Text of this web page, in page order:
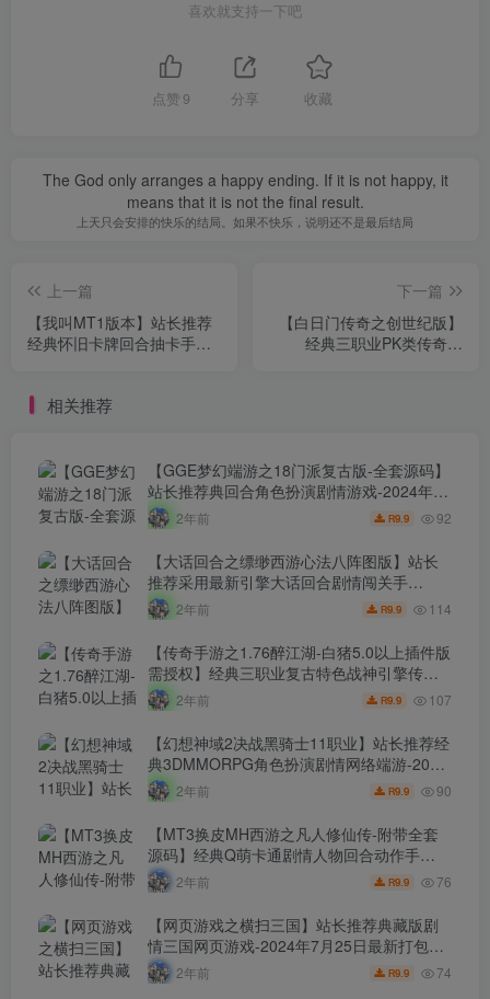
喜欢就支持一下吧
点赞 9 分享 收藏
The God only arranges a happy ending. If it is not happy, it
means that it is not the final result.
上天只会安排的快乐的结局。如果不快乐，说明还不是最后结局
上一篇
【我叫MT1版本】站长推荐
经典怀旧卡牌回合抽卡手
程-多功能GM后台工具！
下一篇
【白日门传奇之创世纪版】
经典三职业PK类传奇手
相关推荐
【GGE梦幻端游之18门派复古版-全套源码】
站长推荐典回合角色扮演剧情游戏-2024年7
月25日最新打包Wn服务端源码架设教程-外
网教程-PC客户端-全套源码-详细搭建教程！
2年前 R9.9 92
【大话回合之缥缈西游心法八阵图版】站长
推荐采用最新引擎大话回合剧情闯关手
游-2024年9月19日最新打包Linux服务端源码
视频架设教程-GM总运营管理后台-安卓苹果
IOS双端版本！
2年前 R9.9 114
【传奇手游之1.76醉江湖-白猪5.0以上插件版
需授权】经典三职业复古特色战神引擎传奇
手游-2024年9月19日最新打包Win服务端源
码视频架设教程-新版GM多功能网页授权物
品后台-九层妖塔-法宠系统-历练殿堂-尸家重
地-GM直冲网页后台-安卓苹果IOS双端版
本！
2年前 R9.9 107
【幻想神域2决战黑骑士11职业】站长推荐经
典3DMMORPG角色扮演剧情网络端游-2024
年9月19日最新-整理单机一键即玩镜像服务
端-打包Linux服务端源码视频架设教程-网页
注册-整PC客户端！
2年前 R9.9 90
【MT3换皮MH西游之凡人修仙传-附带全套
源码】经典Q萌卡通剧情人物回合动作手
游-2024年10月13日最新打包Linux服务端源
码视频架设教程-多功能GM网页后台-安卓苹
果IOS双端版本！
2年前 R9.9 76
【网页游戏之横扫三国】站长推荐典藏版剧
情三国网页游戏-2024年7月25日最新打包Wn
服务端源码视频架设教程-配套GM工具-详细
外网教程！
2年前 R9.9 74